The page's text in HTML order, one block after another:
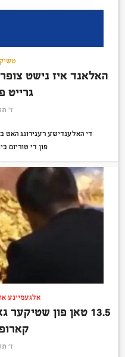
האלאנד איז נישט
גרייט
ז׳
די האלענדישע רעגירונג האט
פון די טוריזם
אלגעמיינע
13.5 טאן פון
ז׳